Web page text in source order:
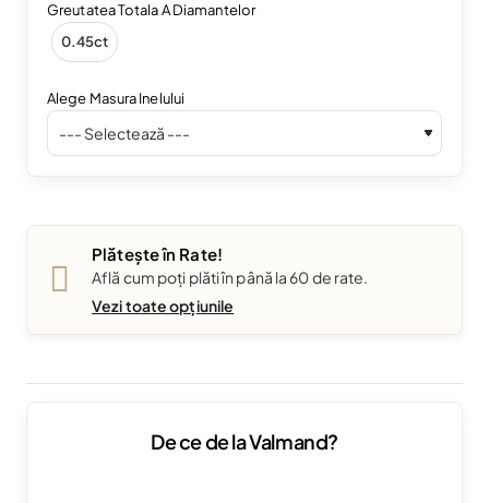
Greutatea Totala A Diamantelor
0.45ct
Alege Masura Inelului
Plătește în Rate!
Află cum poți plăti în până la 60 de rate.
Vezi toate opțiunile
De ce de la Valmand?